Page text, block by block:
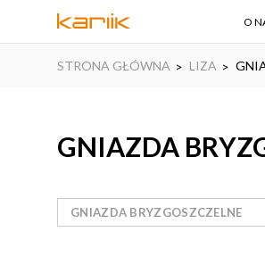
O
STRONA GŁÓWNA LIZA
GNIAZDA
GNIAZDA BRYZGOSZCZELNE